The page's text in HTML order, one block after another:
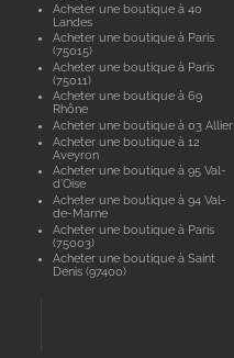
Acheter une boutique à 40
Landes
Acheter une boutique à Paris
(75015)
Acheter une boutique à Paris
(75011)
Acheter une boutique à 69
Rhône
Acheter une boutique à 03 Allier
Acheter une boutique à 12
Aveyron
Acheter une boutique à 95 Val-
d'Oise
Acheter une boutique à 94 Val-
de-Marne
Acheter une boutique à Paris
(75003)
Acheter une boutique à Saint
Denis (97400)